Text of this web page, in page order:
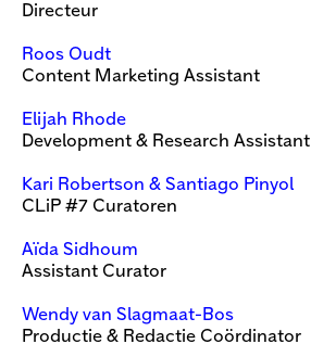
Directeur
Roos Oudt
Content Marketing Assistant
Elijah Rhode
Development & Research Assistant
Kari Robertson & Santiago Pinyol
CLiP #7 Curatoren
Aïda Sidhoum
​Assistant Curator
Wendy van Slagmaat-Bos
Productie & Redactie Coördinator